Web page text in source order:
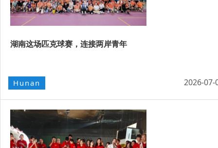
湖南这场匹克球赛，连接两岸青年
Hunan 2026-07-